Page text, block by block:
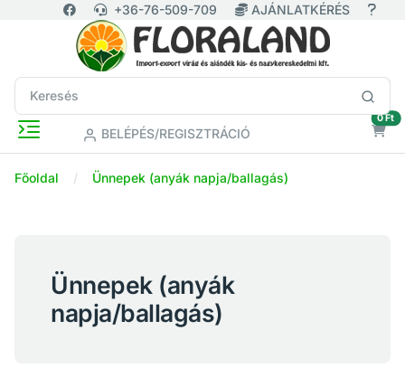
+36-76-509-709 AJÁNLATKÉRÉS
BELÉPÉS/REGISZTRÁCIÓ
0 Ft
Főoldal Ünnepek (anyák napja/ballagás)
Ünnepek (anyák
napja/ballagás)